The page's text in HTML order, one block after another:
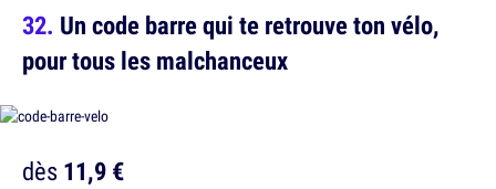
Un code barre qui te retrouve ton vélo,
pour tous les malchanceux
dès11,9 €